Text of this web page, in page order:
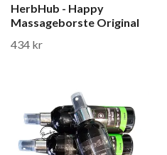
HerbHub - Happy
Massageborste Original
434 kr